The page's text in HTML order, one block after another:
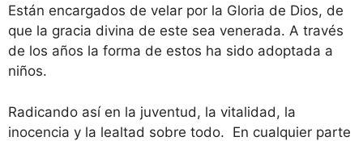
Están encargados de velar por la Gloria de Dios, de
que la gracia divina de este sea venerada. A través
de los años la forma de estos ha sido adoptada a
niños.
Radicando así en la juventud, la vitalidad, la
inocencia y la lealtad sobre todo. En cualquier parte